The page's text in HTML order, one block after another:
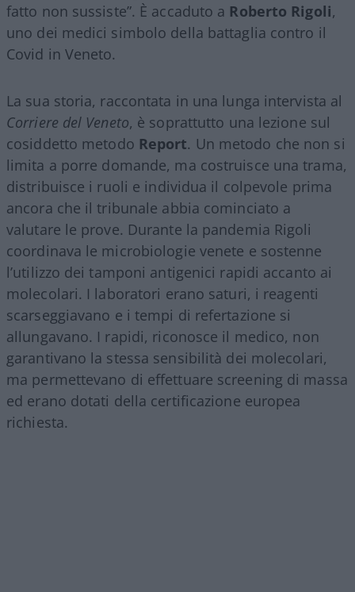
fatto non sussiste”. È accaduto a Roberto Rigoli,
uno dei medici simbolo della battaglia contro il
Covid in Veneto.
La sua storia, raccontata in una lunga intervista al
Corriere del Veneto, è soprattutto una lezione sul
cosiddetto metodo Report. Un metodo che non si
limita a porre domande, ma costruisce una trama,
distribuisce i ruoli e individua il colpevole prima
ancora che il tribunale abbia cominciato a
valutare le prove. Durante la pandemia Rigoli
coordinava le microbiologie venete e sostenne
l’utilizzo dei tamponi antigenici rapidi accanto ai
molecolari. I laboratori erano saturi, i reagenti
scarseggiavano e i tempi di refertazione si
allungavano. I rapidi, riconosce il medico, non
garantivano la stessa sensibilità dei molecolari,
ma permettevano di effettuare screening di massa
ed erano dotati della certificazione europea
richiesta.